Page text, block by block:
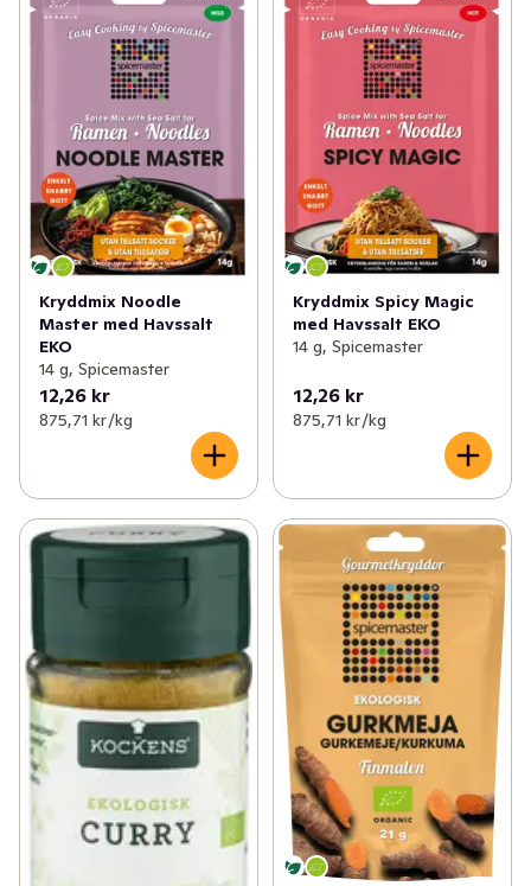
Kryddmix Noodle
Master med Havssalt
EKO
14 g, Spicemaster
12,26 kr
875,71 kr /kg
Kryddmix Spicy Magic
med Havssalt EKO
14 g, Spicemaster
12,26 kr
875,71 kr /kg